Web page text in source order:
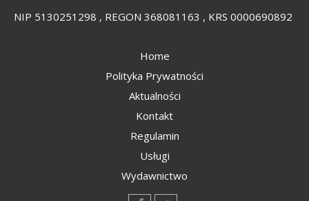
NIP 5130251298 , REGON 368081163 , KRS 0000690892
Home
Polityka Prywatności
Aktualności
Kontakt
Regulamin
Usługi
Wydawnictwo